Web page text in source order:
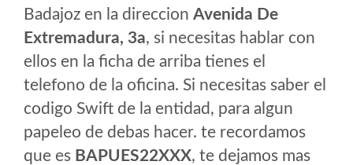
Badajoz en la direccion Avenida De
Extremadura, 3a, si necesitas hablar con
ellos en la ficha de arriba tienes el
telefono de la oficina. Si necesitas saber el
codigo Swift de la entidad, para algun
papeleo de debas hacer. te recordamos
que es BAPUES22XXX, te dejamos mas